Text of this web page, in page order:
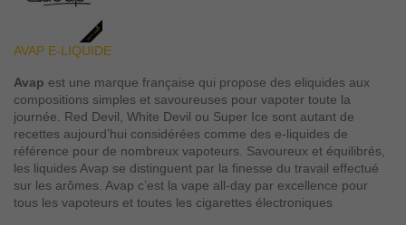
AVAP E-LIQUIDE
Avap est une marque française qui propose des eliquides aux
compositions simples et savoureuses pour vapoter toute la
journée. Red Devil, White Devil ou Super Ice sont autant de
recettes aujourd’hui considérées comme des e-liquides de
référence pour de nombreux vapoteurs. Savoureux et équilibrés,
les liquides Avap se distinguent par la finesse du travail effectué
sur les arômes. Avap c’est la vape all-day par excellence pour
tous les vapoteurs et toutes les cigarettes électroniques